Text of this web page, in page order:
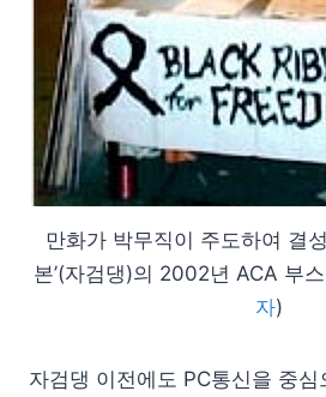
만화가 박무직이 주도하여 결
본’(자검댕)의 2002년 ACA 부
자)
자검댕 이전에도 PC통신을 중